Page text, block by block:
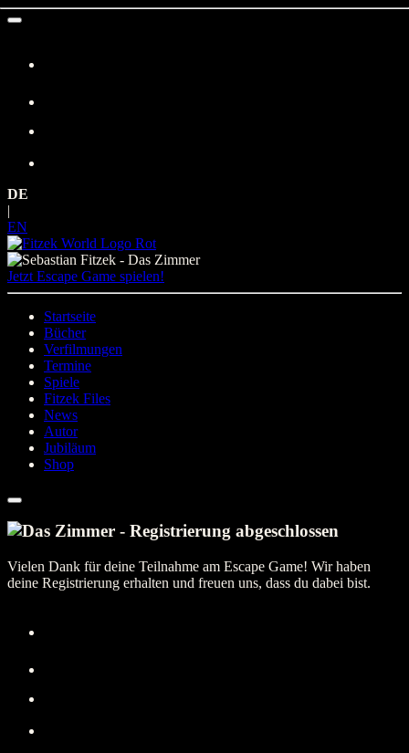
Zum
DE
EN
Jetzt Escape Game spielen!
Startseite
Bücher
Verfilmungen
Termine
Spiele
Fitzek Files
News
Autor
Jubiläum
Shop
Vielen Dank für deine Teilnahme am Escape Game! Wir haben
deine Registrierung erhalten und freuen uns, dass du dabei bist.